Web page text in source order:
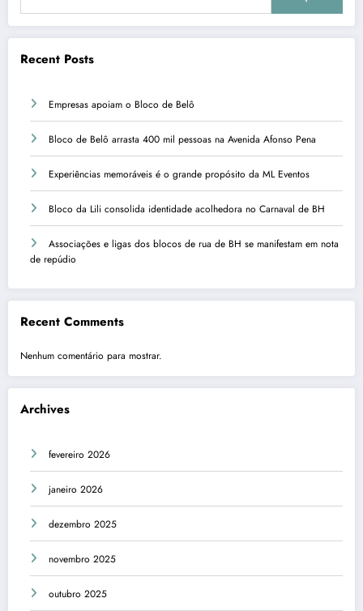
Recent Posts
Empresas apoiam o Bloco de Belô
Bloco de Belô arrasta 400 mil pessoas na Avenida Afonso Pena
Experiências memoráveis é o grande propósito da ML Eventos
Bloco da Lili consolida identidade acolhedora no Carnaval de BH
Associações e ligas dos blocos de rua de BH se manifestam em nota
de repúdio
Recent Comments
Nenhum comentário para mostrar.
Archives
fevereiro 2026
janeiro 2026
dezembro 2025
novembro 2025
outubro 2025